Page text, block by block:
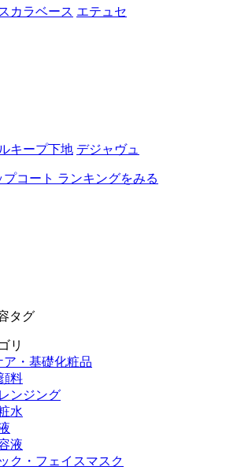
カラベース エテュセ
キープ下地 デジャヴュ
コート ランキングをみる
タグ
リ
ア・基礎化粧品
料
ンジング
水
液
ク・フェイスマスク